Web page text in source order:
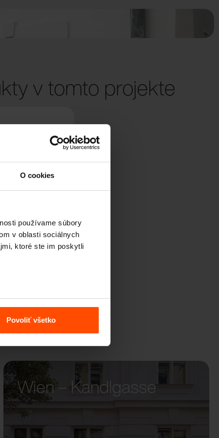
O cookies
používame súbory
v oblasti sociálnych
ktoré ste im poskytli
Povoliť všetko
v tomto projekte
Wien – Kandlgasse